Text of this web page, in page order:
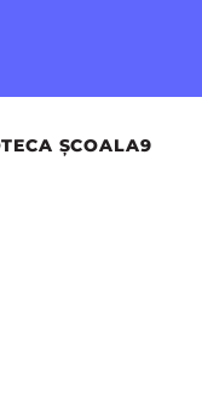
ȘCOALA9